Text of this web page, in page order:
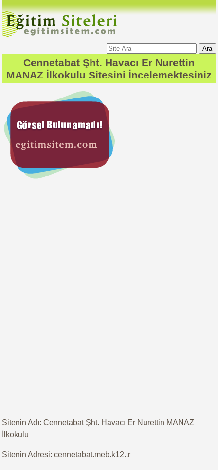
Ara
Cennetabat Şht. Havacı Er Nurettin
MANAZ İlkokulu Sitesini İncelemektesiniz
Sitenin Adı: Cennetabat Şht. Havacı Er Nurettin MANAZ
İlkokulu
Sitenin Adresi: cennetabat.meb.k12.tr